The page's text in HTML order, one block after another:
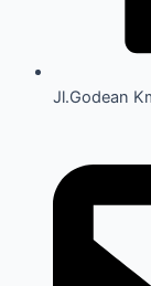
Jl.Godean